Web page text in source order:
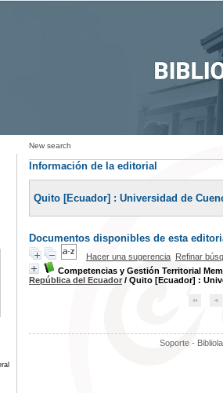
New search
Información de la editorial
Quito [Ecuador] : Universidad de
Documentos disponibles de esta
Hacer una sugerencia Refinar
Competencias y Gestión Territorial
República del Ecuador/ Quito [Ecuador] :
Soporte -